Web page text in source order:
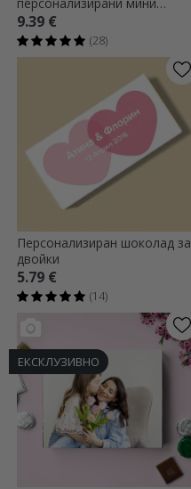
шоколадови бонбони -
Обичам те!
9.39 €
(28)
Персонализиран шоколад за
двойки
5.79 €
(14)
ЕКСКЛУЗИВНО